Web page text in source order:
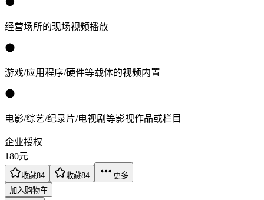
经营场所的现场视频播放
游戏/应用程序/硬件等载体的视频内置
电影/综艺/纪录片/电视剧等影视作品或栏目
企业授权
180元
收藏84 收藏84
更多
加入购物车